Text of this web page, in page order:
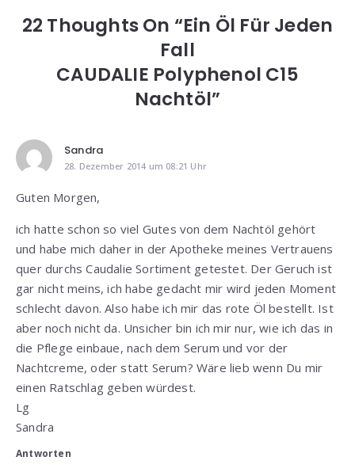
22 Thoughts On “Ein Öl Für Jeden
Fall
CAUDALIE Polyphenol C15
Nachtöl”
Sandra
28. Dezember 2014 um 08:21 Uhr
Guten Morgen,
ich hatte schon so viel Gutes von dem Nachtöl gehört
und habe mich daher in der Apotheke meines Vertrauens
quer durchs Caudalie Sortiment getestet. Der Geruch ist
gar nicht meins, ich habe gedacht mir wird jeden Moment
schlecht davon. Also habe ich mir das rote Öl bestellt. Ist
aber noch nicht da. Unsicher bin ich mir nur, wie ich das in
die Pflege einbaue, nach dem Serum und vor der
Nachtcreme, oder statt Serum? Wäre lieb wenn Du mir
einen Ratschlag geben würdest.
Lg
Sandra
Antworten